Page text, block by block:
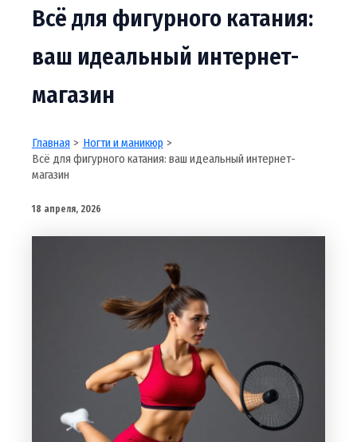
Всё для фигурного катания:
ваш идеальный интернет-
магазин
Главная
Ногти и маникюр
Всё для фигурного катания: ваш идеальный интернет-
магазин
18 апреля, 2026